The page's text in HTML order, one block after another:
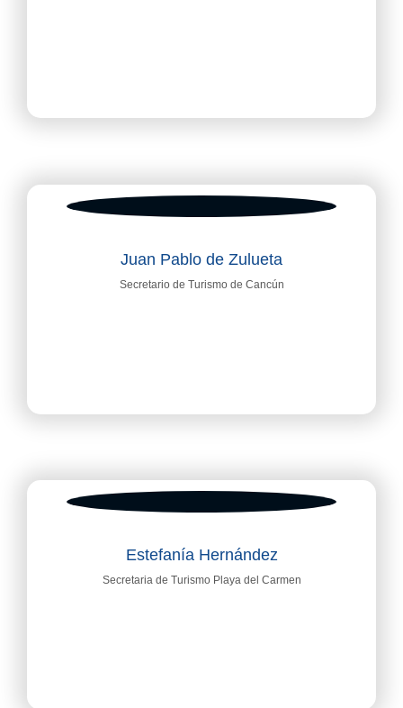
Juan Pablo de Zulueta
Secretario de Turismo de Cancún
Estefanía Hernández
Secretaria de Turismo Playa del Carmen